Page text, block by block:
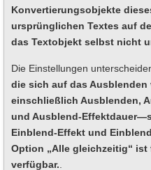
Konvertierungsobjekte
ursprünglichen Textes auf
das Textobjekt selbst nicht
Die Einstellungen
die sich auf das
einschließlich Ausblenden,
und Ausblend-
Einblend-Effekt und
Option „Alle gleichzeitig“
verfügbar.